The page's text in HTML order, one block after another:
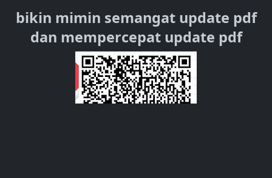
bikin mimin semangat update pdf
dan mempercepat update pdf